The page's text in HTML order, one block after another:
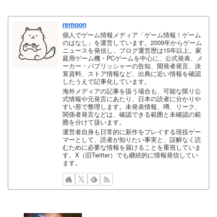
remoon
個人でゲーム情報メディア「ゲーム情報！ゲーム
のはなし」を運営しています。2009年からゲーム
ニュースを発信し、ブログ運営歴は15年以上。家
庭用ゲーム機・PCゲームを中心に、公式発表、メ
ーカー・パブリッシャーの告知、開発者発言、決
算資料、ストア情報など、出典に近い情報を確認
したうえで記事化しています。
海外メディアの記事を扱う場合も、可能な限り公
式情報や元発言にあたり、日本の読者に分かりや
すい形で整理します。未発表情報、噂、リーク、
関係者発言などは、確認できる範囲と未確認の範
囲を分けて扱います。
運営者自身も日常的に新作をプレイする現役ゲー
マーとして、読者が知りたい事実と、誤解なく読
むために必要な情報を届けることを重視していま
す。X（旧Twitter）でも継続的に情報発信してい
ます。